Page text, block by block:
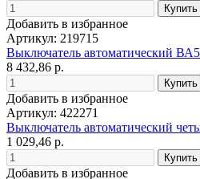
Добавить в избранное
Артикул: 219715
Выключатель автоматический
8 432,86 р.
Добавить в избранное
Артикул: 422271
Выключатель автоматический
1 029,46 р.
Добавить в избранное